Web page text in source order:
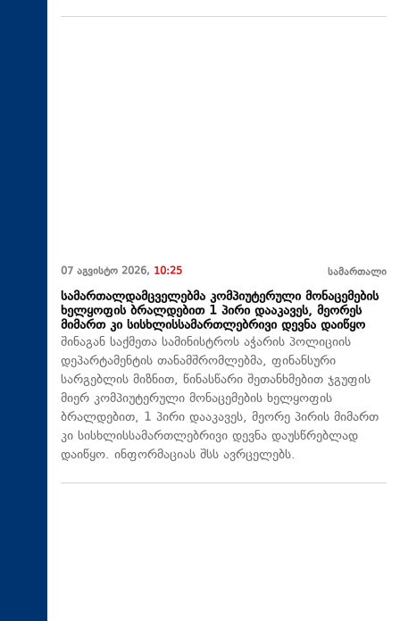
07 აგვისტო 2026, 10:25 სამართალი
სამართალდამცველებმა კომპიუტერული მონაცემების
ხელყოფის ბრალდებით 1 პირი დააკავეს, მეორეს
მიმართ კი სისხლისსამართლებრივი დევნა დაიწყო
შინაგან საქმეთა სამინისტროს აჭარის პოლიციის
დეპარტამენტის თანამშრომლებმა, ფინანსური
სარგებლის მიზნით, წინასწარი შეთანხმებით ჯგუფის
მიერ კომპიუტერული მონაცემების ხელყოფის
ბრალდებით, 1 პირი დააკავეს, მეორე პირის მიმართ
კი სისხლისსამართლებრივი დევნა დაუსწრებლად
დაიწყო. ინფორმაციას შსს ავრცელებს.